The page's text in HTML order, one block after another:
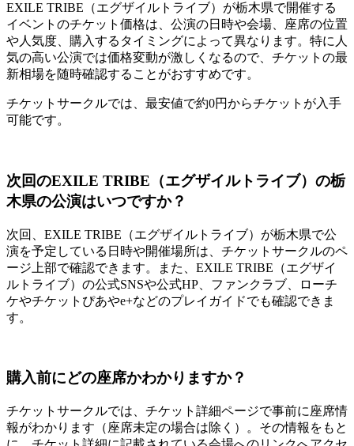
EXILE TRIBE（エグザイルトライブ）が栃木県で開催する
イベントのチケット価格は、公演の日時や会場、座席の位置
や人気度、購入するタイミングによって異なります。特に人
気の高い公演では価格変動が激しくなるので、チケットの最
新相場を随時確認することがおすすめです。
チケットサークルでは、最安値で約0円からチケットが入手
可能です。
次回のEXILE TRIBE（エグザイルトライブ）の栃
木県の公演はいつですか？
次回、EXILE TRIBE（エグザイルトライブ）が栃木県で公
演を予定している日時や開催場所は、チケットサークルのペ
ージ上部で確認できます。また、EXILE TRIBE（エグザイ
ルトライブ）の公式SNSや公式HP、ファンクラブ、ローチ
ケやチケットぴあやe+などのプレイガイドでも確認できま
す。
購入前にどの座席かわかりますか？
チケットサークルでは、チケット詳細ページで事前に座席情
報がわかります（座席未定の場合は除く）。その情報をもと